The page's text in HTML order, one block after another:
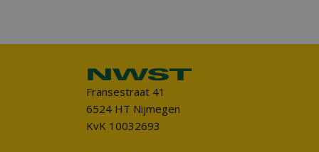
Fransestraat 41
6524 HT Nijmegen
KvK 10032693